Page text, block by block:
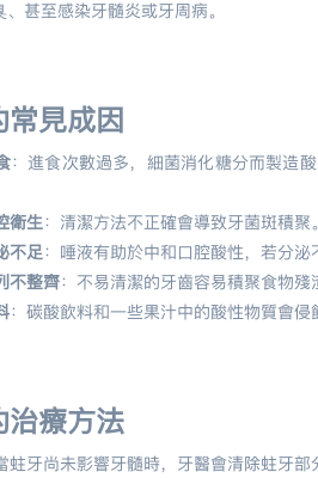
、甚至感染牙髓炎或牙周病。
常見成因
： 進食次數過多，細菌消化糖分而製造酸
衛生：清潔方法不正確會導致牙菌斑積聚。
不足：唾液有助於中和口腔酸性，若分泌
不整齊：不易清潔的牙齒容易積聚食物殘
：碳酸飲料和一些果汁中的酸性物質會侵
治療方法
蛀牙尚未影響牙髓時，牙醫會清除蛀牙部